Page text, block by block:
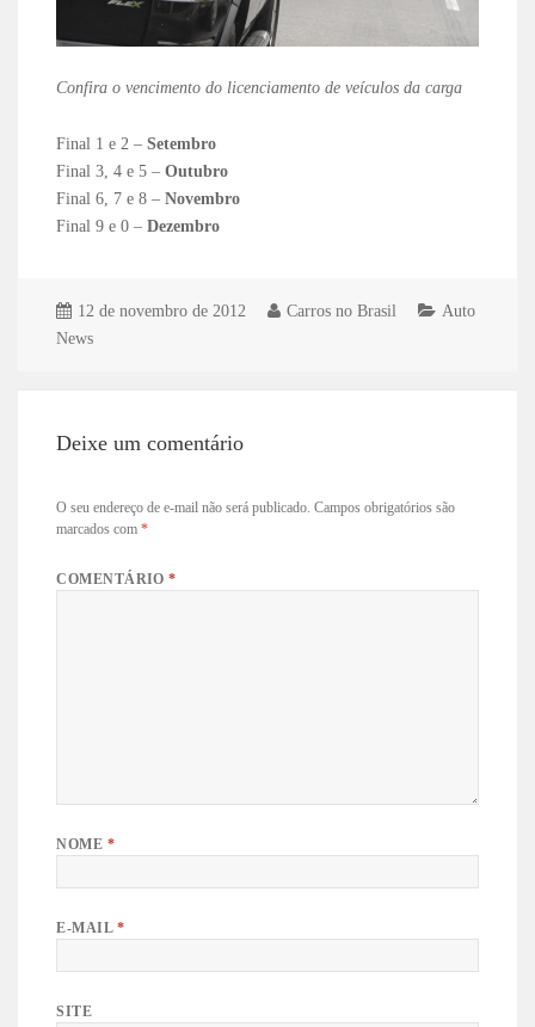
Confira o vencimento do licenciamento de veículos da carga
Final 1 e 2 –Setembro
Final 3, 4 e 5 –Outubro
Final 6, 7 e 8 –Novembro
Final 9 e 0 –Dezembro
12 de novembro de 2012 Carros no Brasil
Auto
News
Deixe um comentário
O seu endereço de e-mail não será publicado. Campos obrigatórios são
marcados com*
COMENTÁRIO*
NOME *
E-MAIL *
SITE